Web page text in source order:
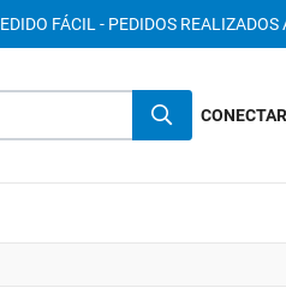
FÁCIL - PEDIDOS